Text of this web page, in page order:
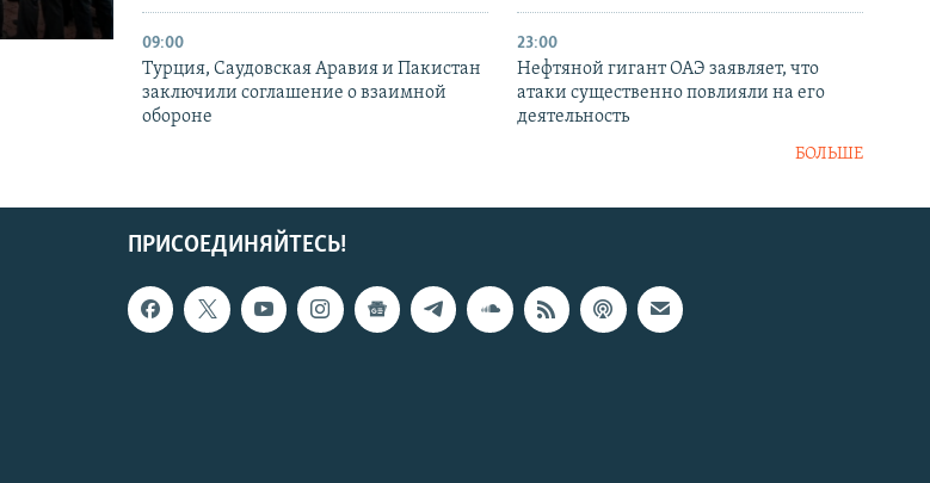
09:00
Турция, Саудовская Аравия и Пакистан
заключили соглашение о взаимной
обороне
23:00
Нефтяной гигант ОАЭ заявляет, что
атаки существенно повлияли на его
деятельность
БОЛЬШЕ
ПРИСОЕДИНЯЙТЕСЬ!